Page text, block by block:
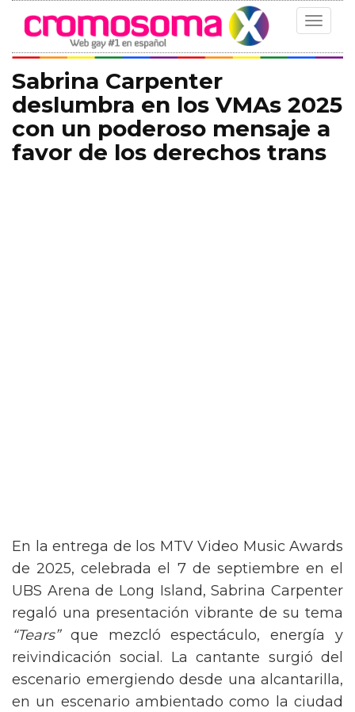
Toggle
Sabrina Carpenter
deslumbra en los VMAs 2025
con un poderoso mensaje a
favor de los derechos trans
En la entrega de los MTV Video Music Awards
de 2025, celebrada el 7 de septiembre en el
UBS Arena de Long Island, Sabrina Carpenter
regaló una presentación vibrante de su tema
“Tears”que mezcló espectáculo, energía y
reivindicación social. La cantante surgió del
escenario emergiendo desde una alcantarilla,
en un escenario ambientado como la ciudad